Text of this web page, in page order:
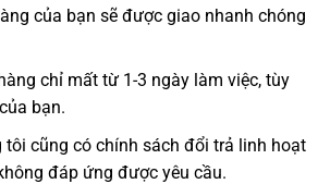
của bạn sẽ được giao nhanh chóng
chỉ mất từ 1-3 ngày làm việc, tùy
bạn.
tôi cũng có chính sách đổi trả linh hoạt
đáp ứng được yêu cầu.